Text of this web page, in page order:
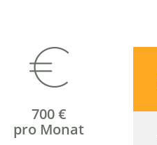
700 €
pro Monat